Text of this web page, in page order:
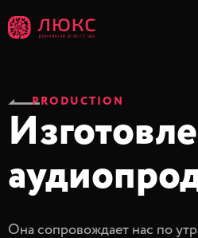
PRODUCTION
Она сопровождает нас по